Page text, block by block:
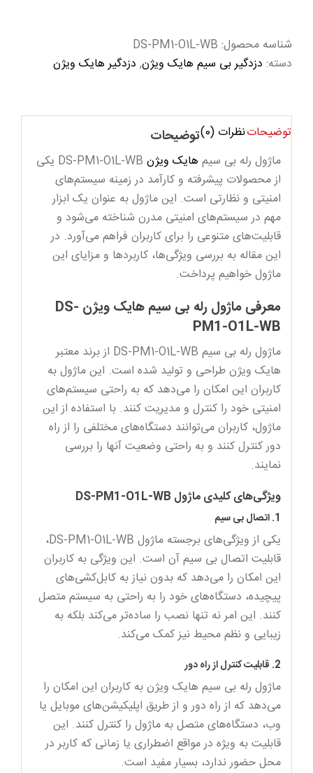
سیم
هایک
PM1-
O1L-
WB
عدد
شناسه محصول: DS-PM1-O1L-WB
دسته: دزدگیر بی سیم هایک ویژن, دزدگیر هایک ویژن
توضیحاتنظرات (0) توضیحات
ماژول رله بی سیم هایک ویژن
DS-PM1-O1L-WB یکی
از محصولات پیشرفته و کارآمد در زمینه سیستم‌های
امنیتی و نظارتی است. این ماژول به عنوان یک ابزار
مهم در سیستم‌های امنیتی مدرن شناخته می‌شود و
قابلیت‌های متنوعی را برای کاربران فراهم می‌آورد. در
این مقاله به بررسی ویژگی‌ها، کاربردها و مزایای این
ماژول خواهیم پرداخت.
معرفی ماژول رله بی سیم هایک ویژن DS-
PM1-O1L-WB
ماژول رله بی سیم DS-PM1-O1L-WB از برند معتبر
هایک ویژن طراحی و تولید شده است. این ماژول به
کاربران این امکان را می‌دهد که به راحتی سیستم‌های
امنیتی خود را کنترل و مدیریت کنند. با استفاده از این
ماژول، کاربران می‌توانند دستگاه‌های مختلفی را از راه
دور کنترل کنند و به راحتی وضعیت آنها را بررسی
نمایند.
ویژگی‌های کلیدی ماژول DS-PM1-O1L-WB
1. اتصال بی سیم
یکی از ویژگی‌های برجسته ماژول DS-PM1-O1L-WB،
قابلیت اتصال بی سیم آن است. این ویژگی به کاربران
این امکان را می‌دهد که بدون نیاز به کابل‌کشی‌های
پیچیده، دستگاه‌های خود را به راحتی به سیستم متصل
کنند. این امر نه تنها نصب را ساده‌تر می‌کند بلکه به
زیبایی و نظم محیط نیز کمک می‌کند.
2. قابلیت کنترل از راه دور
ماژول رله بی سیم هایک ویژن به کاربران این امکان را
می‌دهد که از راه دور و از طریق اپلیکیشن‌های موبایل یا
وب، دستگاه‌های متصل به ماژول را کنترل کنند. این
قابلیت به ویژه در مواقع اضطراری یا زمانی که کاربر در
محل حضور ندارد، بسیار مفید است.